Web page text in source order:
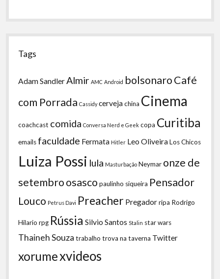
Tags
Adam Sandler Almir AMC Android bolsonaroCafé
com Porrada Cassidy cervejachina Cinema
coachcast comida Conversa Nerd e Geek copa Curitiba
emails faculdade Fermata Hitler Leo OliveiraLos Chicos
Luiza Possi lula Masturbação Neymar onze de
setembroosasco paulinho siqueira Pensador
Louco Petrus Davi Preacher Pregadorripa Rodrigo
Hilario rpg Rússia Silvio Santos Stalin star wars
Thaineh Souza trabalho trova na taverna Twitter
xorumexvideos